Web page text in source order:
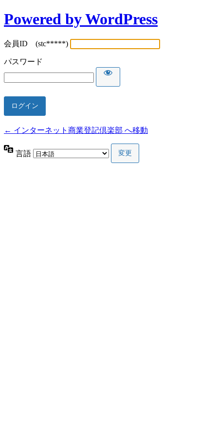
Powered by WordPress
会員ID (stc*****)
パスワード
← インターネット商業登記倶楽部 へ移動
言語